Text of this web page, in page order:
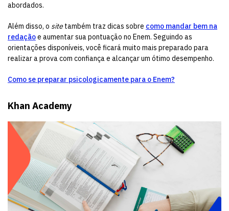
abordados.
Além disso, o site também traz dicas sobre como mandar bem na
redaçãoe aumentar sua pontuação no Enem. Seguindo as
orientações disponíveis, você ficará muito mais preparado para
realizar a prova com confiança e alcançar um ótimo desempenho.
Como se preparar psicologicamente para o Enem?
Khan Academy